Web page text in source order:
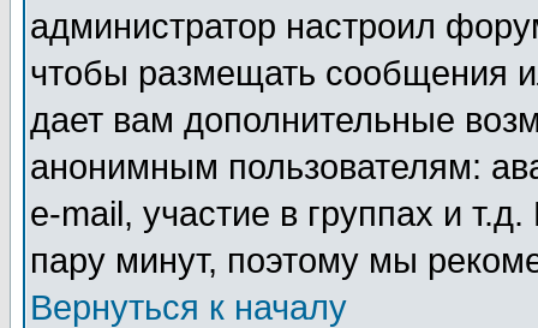
администратор настроил
чтобы размещать сообщения
дает вам дополнительные
анонимным пользователям:
e-mail, участие в группах и
пару минут, поэтому мы
Вернуться к началу